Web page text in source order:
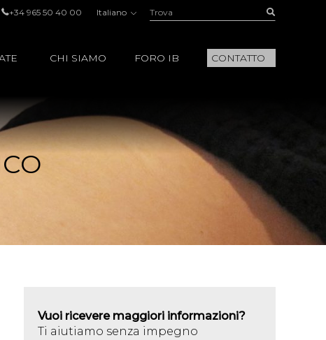
+34 965 50 40 00 Italiano Trova:
CHI SIAMO FORO IB CONTATTO
Vuoi ricevere maggiori informazioni?
Ti aiutiamo senza impegno